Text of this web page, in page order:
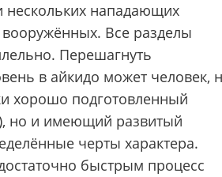
нескольких нападающих
Все разделы
Перешагнуть
в айкидо может человек,
хорошо подготовленный
но и имеющий развитый
черты характера.
быстрым процесс